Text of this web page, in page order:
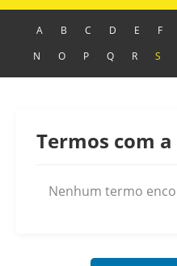
A B C D E F
N
O P Q R S
Termos com
Nenhum termo